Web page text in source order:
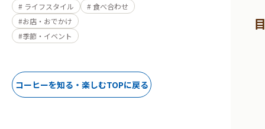
ライフスタイル
食べ合わせ
お店・おでかけ
季節・イベント
コーヒーを知る・楽しむTOPに戻る